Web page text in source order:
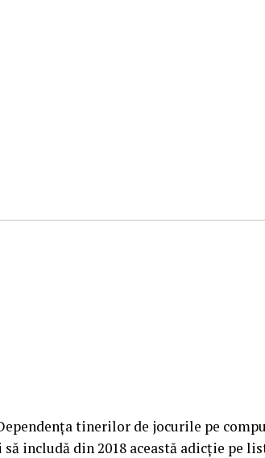
tinerilor de jocurile pe
includă din 2018 această adicţie pe